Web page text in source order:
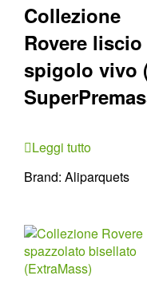
Collezione
Rovere liscio
spigolo vivo
Leggi tutto
Brand: Aliparquets